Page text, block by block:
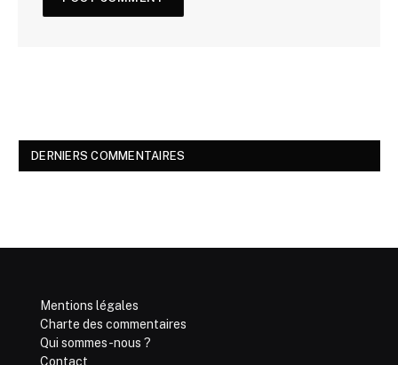
DERNIERS COMMENTAIRES
Mentions légales
Charte des commentaires
Qui sommes-nous ?
Contact